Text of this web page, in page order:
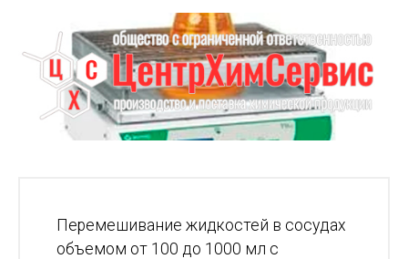
Пеpемешивание жидкостей в сосудах
объемом от 100 до 1000 мл с